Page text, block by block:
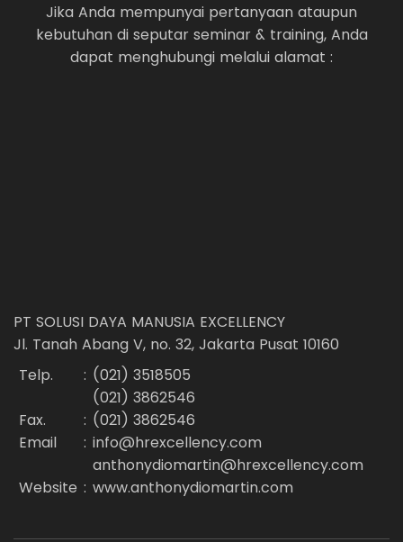
Jika Anda mempunyai pertanyaan ataupun
kebutuhan di seputar seminar & training, Anda
dapat menghubungi melalui alamat :
PT SOLUSI DAYA MANUSIA EXCELLENCY
Jl. Tanah Abang V, no. 32, Jakarta Pusat 10160
Telp.
: (021) 3518505
(021) 3862546
Fax.
: (021) 3862546
Email
: info@hrexcellency.com
anthonydiomartin@hrexcellency.com
Website : www.anthonydiomartin.com